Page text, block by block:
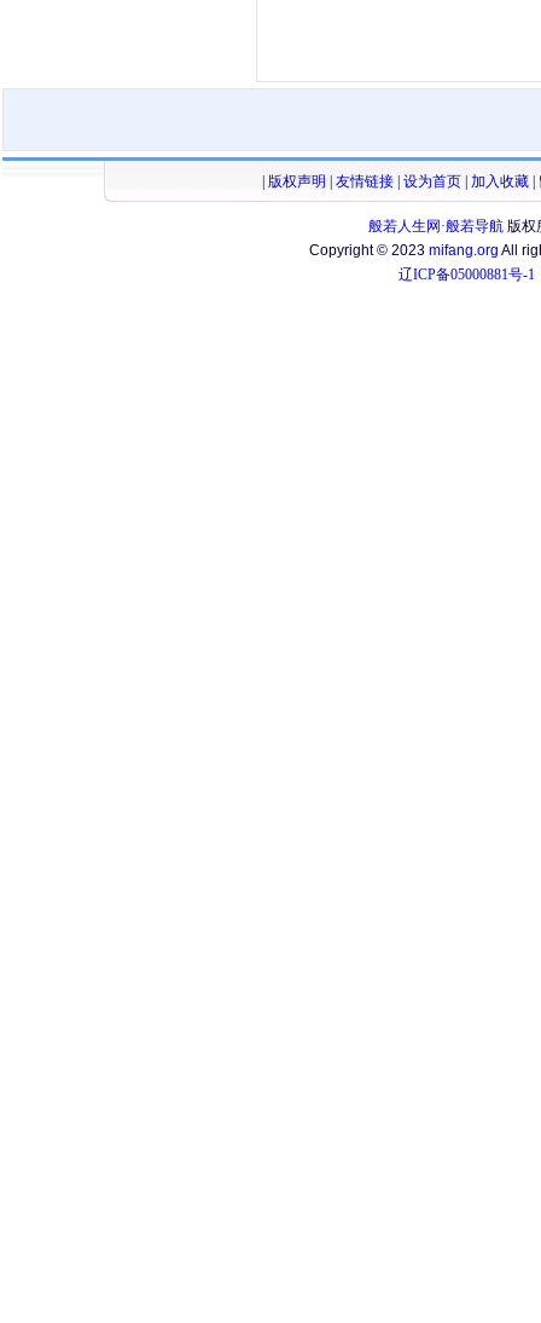
版权声明 友情链接 设为首页 加入收藏
般若人生网·般若导航版权
Copyright © 2023 mifang.org All
辽ICP备05000881号-1